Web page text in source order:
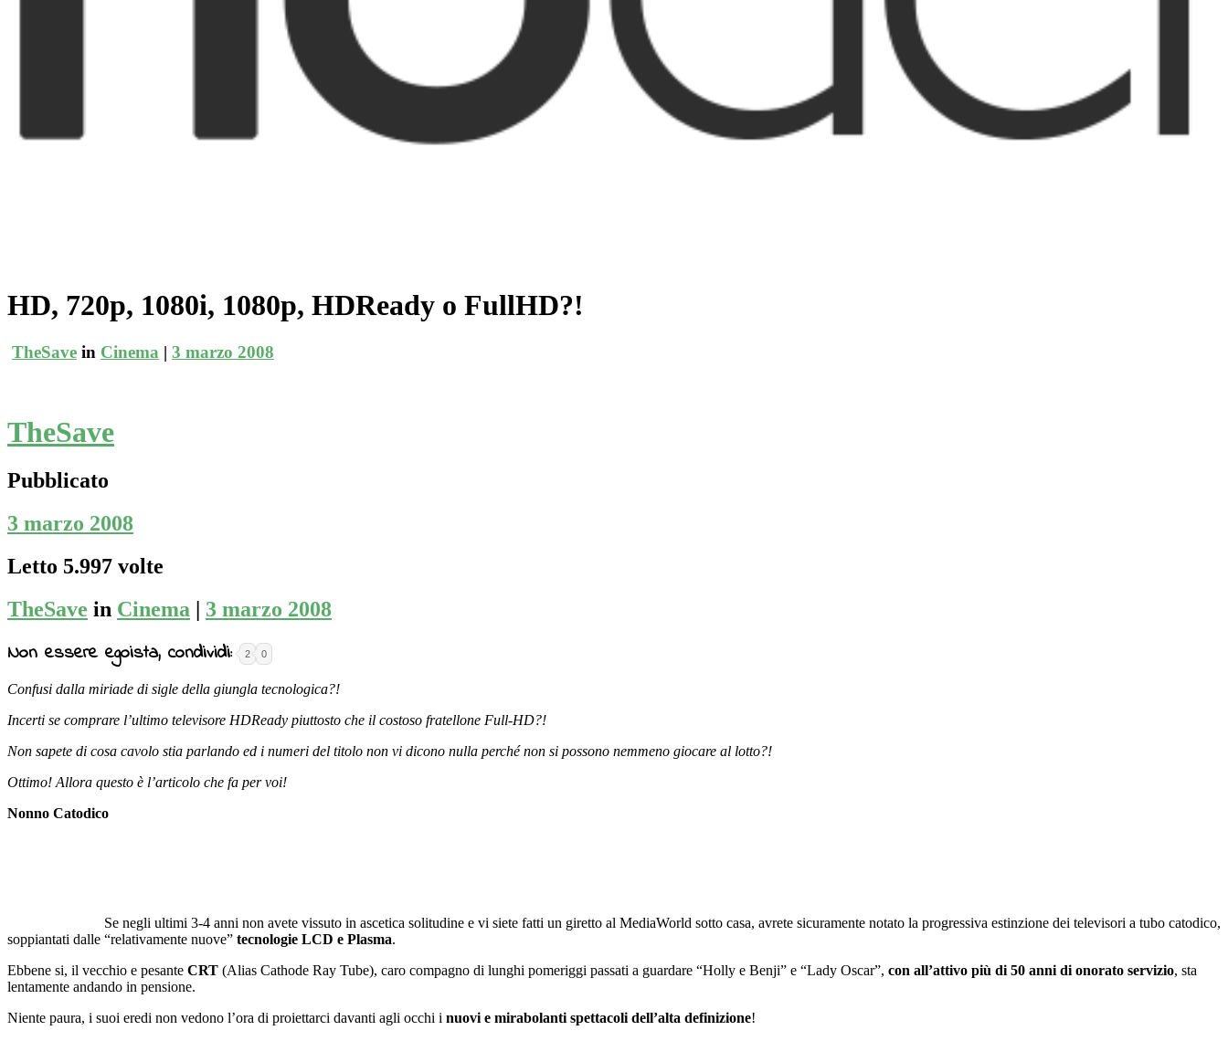
HD, 720p, 1080i, 1080p, HDReady o FullHD?!
TheSave in Cinema | 3 marzo 2008
TheSave
Pubblicato
3 marzo 2008
Letto 5.997 volte
TheSave in Cinema | 3 marzo 2008
Non essere egoista, condividi: 2 0
Confusi dalla miriade di sigle della giungla tecnologica?!
Incerti se comprare l’ultimo televisore HDReady piuttosto che il costoso fratellone Full-HD?!
Non sapete di cosa cavolo stia parlando ed i numeri del titolo non vi dicono nulla perché non si possono nemmeno giocare al lotto?!
Ottimo! Allora questo è l’articolo che fa per voi!
Nonno Catodico
Se negli ultimi 3-4 anni non avete vissuto in ascetica solitudine e vi siete fatti un giretto al MediaWorld sotto casa, avrete sicuramente notato la progressiva estinzione dei televisori a tubo catodico,
soppiantati dalle “relativamente nuove” tecnologie LCD e Plasma.
Ebbene si, il vecchio e pesante CRT (Alias Cathode Ray Tube), caro compagno di lunghi pomeriggi passati a guardare “Holly e Benji” e “Lady Oscar”, con all’attivo più di 50 anni di onorato servizio, sta
lentamente andando in pensione.
Niente paura, i suoi eredi non vedono l’ora di proiettarci davanti agli occhi i nuovi e mirabolanti spettacoli dell’alta definizione!